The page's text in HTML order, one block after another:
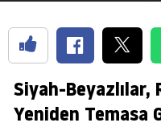
Siyah-Beyazlılar,
Yeniden Temasa